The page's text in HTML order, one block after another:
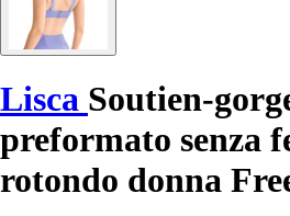
Lisca Soutien-
preformato senza
rotondo donna